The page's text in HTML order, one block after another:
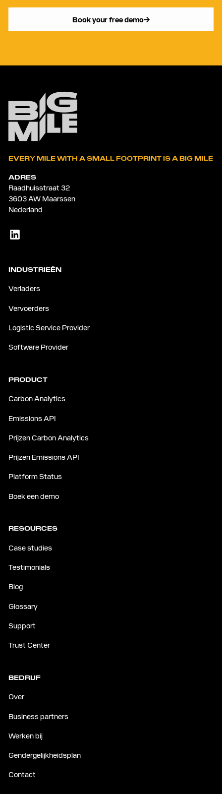
Book your free demo
EVERY MILE WITH A SMALL FOOTPRINT IS A BIG MILE
ADRES
Raadhuisstraat 32
3603 AW Maarssen
Nederland
INDUSTRIEËN
Verladers
Vervoerders
Logistic Service Provider
Software Provider
PRODUCT
Carbon Analytics
Emissions API
Prijzen Carbon Analytics
Prijzen Emissions API
Platform Status
Boek een demo
RESOURCES
Case studies
Testimonials
Blog
Glossary
Support
Trust Center
BEDRIJF
Over
Business partners
Werken bij
Gendergelijkheidsplan
Contact